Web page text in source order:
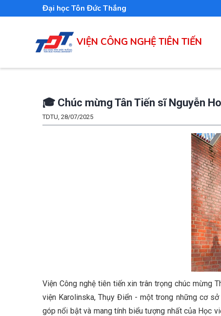
Đại học Tôn Đức Thắng
VIỆN CÔNG NGHỆ TIÊN TIẾN
🎓 Chúc mừng Tân Tiến sĩ Nguyễn
TDTU, 28/07/2025
Viện Công nghệ tiên tiến xin trân trọng chúc mừng
viện Karolinska, Thụy Điển - một trong những cơ
góp nổi bật và mang tính biểu tượng nhất của Học